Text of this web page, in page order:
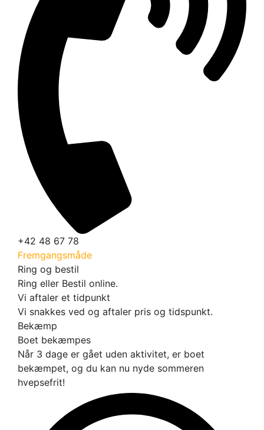
+42 48 67 78
Fremgangsmåde
Ring og bestil
Ring eller Bestil online.
Vi aftaler et tidpunkt
Vi snakkes ved og aftaler pris og tidspunkt.
Bekæmp
Boet bekæmpes
Når 3 dage er gået uden aktivitet, er boet
bekæmpet, og du kan nu nyde sommeren
hvepsefrit!